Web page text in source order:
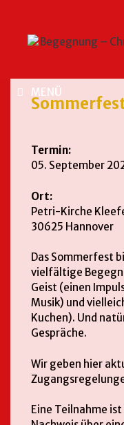
MENÜ
Termin:
05. September
Ort:
Petri-Kirche
30625 Hannover
Das Sommerfest
vielfältige
Geist (einen
Musik) und
Kuchen). Und
Gespräche.
Wir geben hier
Eine Teilnahme